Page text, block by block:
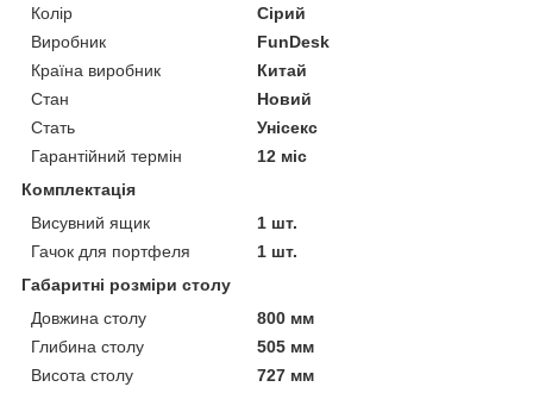
Колір
Сірий
Виробник
FunDesk
Країна виробник
Китай
Стан
Новий
Стать
Унісекс
Гарантійний термін
12 міс
Комплектація
Висувний ящик
1 шт.
Гачок для портфеля
1 шт.
Габаритні розміри столу
Довжина столу
800 мм
Глибина столу
505 мм
Висота столу
727 мм